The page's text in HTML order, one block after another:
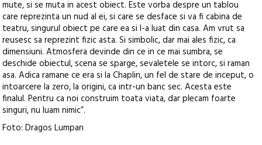
mute, si se muta in acest obiect. Este vorba despre un tablou
care reprezinta un nud al ei, si care se desface si va fi cabina de
teatru, singurul obiect pe care ea si l-a luat din casa. Am vrut sa
reusesc sa reprezint fizic asta. Si simbolic, dar mai ales fizic, ca
dimensiuni. Atmosfera devinde din ce in ce mai sumbra, se
deschide obiectul, scena se sparge, sevaletele se intorc, si raman
asa. Adica ramane ce era si la Chaplin, un fel de stare de inceput, o
intoarcere la zero, la origini, ca intr-un banc sec. Acesta este
finalul. Pentru ca noi construim toata viata, dar plecam foarte
singuri, nu luam nimic”.
Foto: Dragos Lumpan